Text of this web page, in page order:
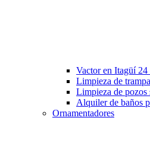
Vactor en Itagüí 24
Limpieza de
Limpieza de pozos
Alquiler de baños
Ornamentadores